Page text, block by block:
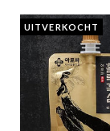
UITVERKOCHT